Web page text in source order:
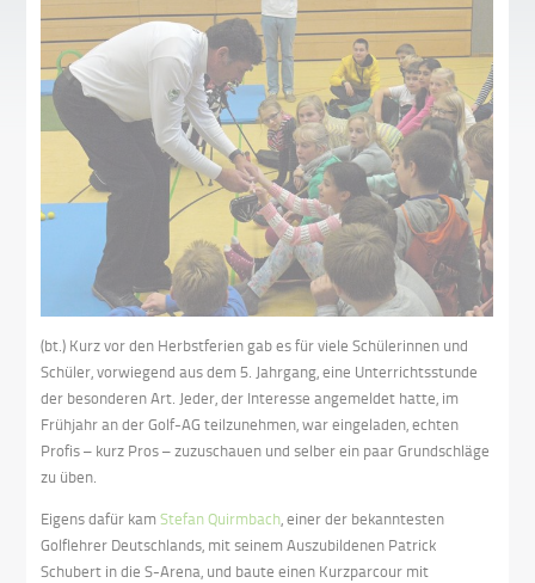
(bt.) Kurz vor den Herbstferien gab es für viele Schülerinnen und
Schüler, vorwiegend aus dem 5. Jahrgang, eine Unterrichtsstunde
der besonderen Art. Jeder, der Interesse angemeldet hatte, im
Frühjahr an der Golf-AG teilzunehmen, war eingeladen, echten
Profis – kurz Pros – zuzuschauen und selber ein paar Grundschläge
zu üben.
Eigens dafür kamStefan Quirmbach, einer der bekanntesten
Golflehrer Deutschlands, mit seinem Auszubildenen Patrick
Schubert in die S-Arena, und baute einen Kurzparcour mit